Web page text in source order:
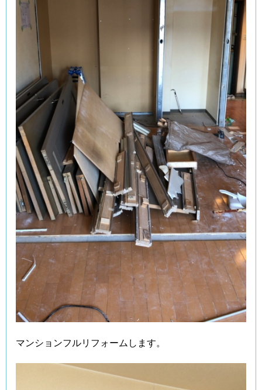
マンションフルリフォームします。